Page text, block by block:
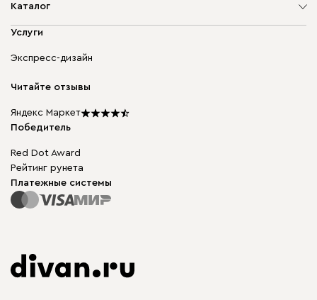
О компании
Доставка и оплата
диван.клуб
Карьера
Подарочные сертификаты
Мы в прессе
Каталог
Мягкая мебель
Бескаркасная мебель
Столы и стулья
Услуги
Экспресс-дизайн
Читайте отзывы
Яндекс Маркет
Победитель
Red Dot Award
Рейтинг рунета
Платежные системы